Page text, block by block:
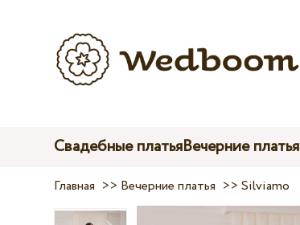
Свадебные платьяВечерние платья
Главная >> Вечерние платья >>Silviamo